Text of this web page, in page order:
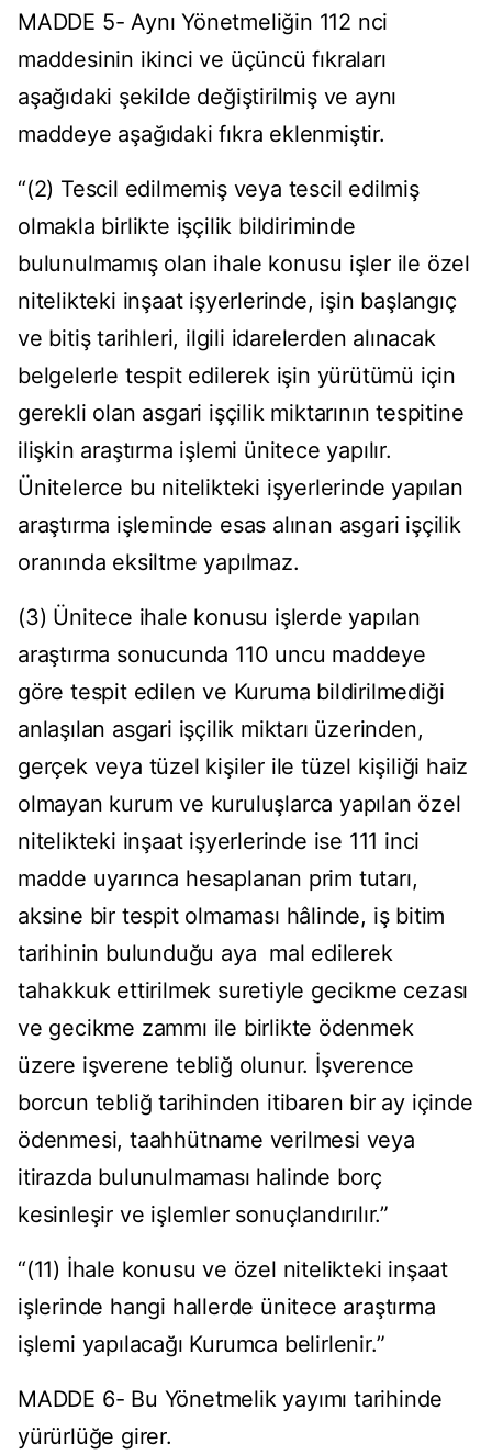
MADDE 5- Aynı Yönetmeliğin 112 nci
maddesinin ikinci ve üçüncü fıkraları
aşağıdaki şekilde değiştirilmiş ve aynı
maddeye aşağıdaki fıkra eklenmiştir.
“(2) Tescil edilmemiş veya tescil edilmiş
olmakla birlikte işçilik bildiriminde
bulunulmamış olan ihale konusu işler ile özel
nitelikteki inşaat işyerlerinde, işin başlangıç
ve bitiş tarihleri, ilgili idarelerden alınacak
belgelerle tespit edilerek işin yürütümü için
gerekli olan asgari işçilik miktarının tespitine
ilişkin araştırma işlemi ünitece yapılır.
Ünitelerce bu nitelikteki işyerlerinde yapılan
araştırma işleminde esas alınan asgari işçilik
oranında eksiltme yapılmaz.
(3) Ünitece ihale konusu işlerde yapılan
araştırma sonucunda 110 uncu maddeye
göre tespit edilen ve Kuruma bildirilmediği
anlaşılan asgari işçilik miktarı üzerinden,
gerçek veya tüzel kişiler ile tüzel kişiliği haiz
olmayan kurum ve kuruluşlarca yapılan özel
nitelikteki inşaat işyerlerinde ise 111 inci
madde uyarınca hesaplanan prim tutarı,
aksine bir tespit olmaması hâlinde, iş bitim
tarihinin bulunduğu aya mal edilerek
tahakkuk ettirilmek suretiyle gecikme cezası
ve gecikme zammı ile birlikte ödenmek
üzere işverene tebliğ olunur. İşverence
borcun tebliğ tarihinden itibaren bir ay içinde
ödenmesi, taahhütname verilmesi veya
itirazda bulunulmaması halinde borç
kesinleşir ve işlemler sonuçlandırılır.”
“(11) İhale konusu ve özel nitelikteki inşaat
işlerinde hangi hallerde ünitece araştırma
işlemi yapılacağı Kurumca belirlenir.”
MADDE 6- Bu Yönetmelik yayımı tarihinde
yürürlüğe girer.